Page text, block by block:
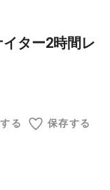
ター2時間レ
る 保存する